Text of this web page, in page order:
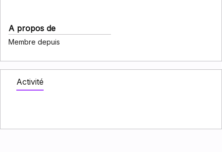
A propos de
Membre depuis
Activité